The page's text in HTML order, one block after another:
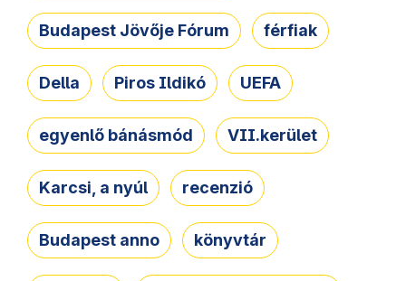
Budapest Jövője Fórum férfiak
Della Piros Ildikó UEFA
egyenlő bánásmód VII.kerület
Karcsi, a nyúl recenzió
Budapest anno könyvtár